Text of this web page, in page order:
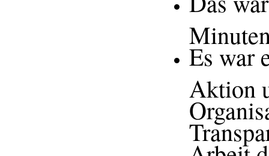
Es war
Aktion
Arbeit